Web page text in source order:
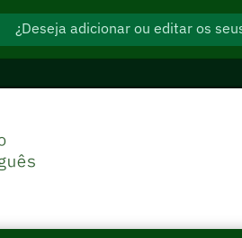
¿Deseja adicionar ou editar os